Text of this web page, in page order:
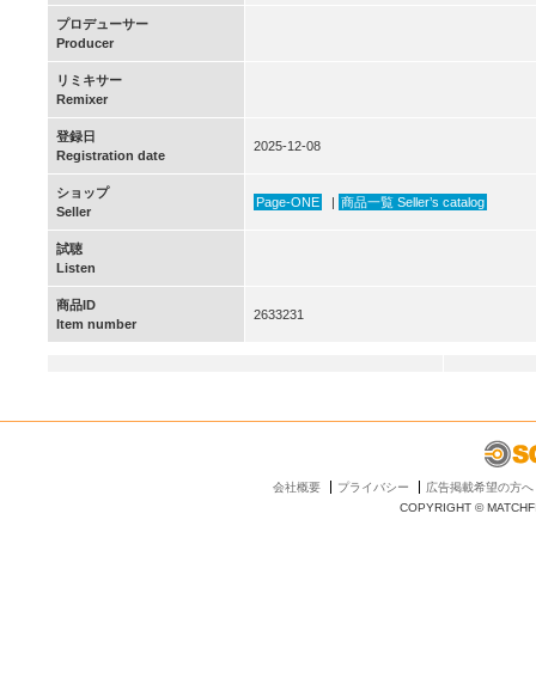
プロデューサー
Producer
リミキサー
Remixer
登録日
Registration date
2025-12-08
ショップ
Seller
Page-ONE | 商品一覧 Seller’s catalog
試聴
Listen
商品ID
Item number
2633231
会社概要 プライバシー
広告掲載希望の方へ
COPYRIGHT ©